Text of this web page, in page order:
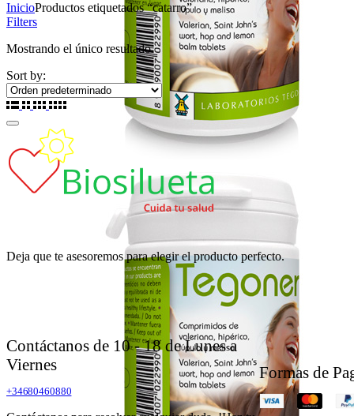
InicioProductos etiquetados “catarro”
Filters
Mostrando el único resultado
Sort by:
Deja que te asesoremos para elegir el producto perfecto.
Contáctanos de 10 - 18 de Lunes a
Viernes
+34680460880
Formas de